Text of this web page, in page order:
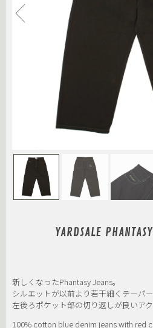
YARDSALE
新しくなったPhantasy Jeans。
シルエットが以前より若干細くテーパー
左後ろポケット部の切り返しが良いアク
100% cotton blue denim jeans with red